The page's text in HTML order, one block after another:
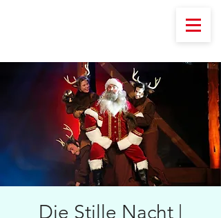
Die Stille Nacht |